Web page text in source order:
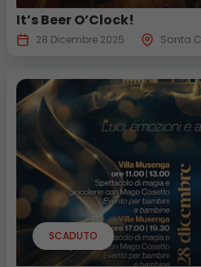
It’s Beer O’Clock!
28 Dicembre 2025 Santa
SCADUTO